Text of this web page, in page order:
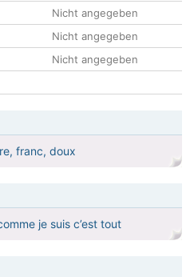
Nicht angegeben
Nicht angegeben
Nicht angegeben
franc, doux
je suis c’est tout